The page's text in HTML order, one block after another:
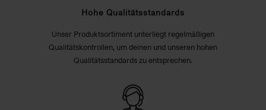
Hohe Qualitätsstandards
Unser Produktsortiment unterliegt regelmäßigen
Qualitätskontrollen, um deinen und unseren hohen
Qualitätsstandards zu entsprechen.